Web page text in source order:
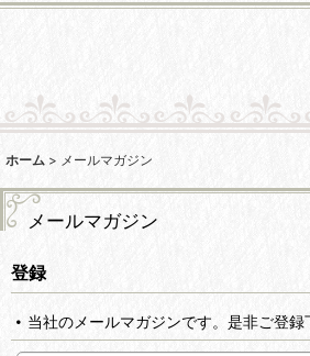
ホーム > メールマガジン
メールマガジン
登録
当社のメールマガジンです。是非ご登